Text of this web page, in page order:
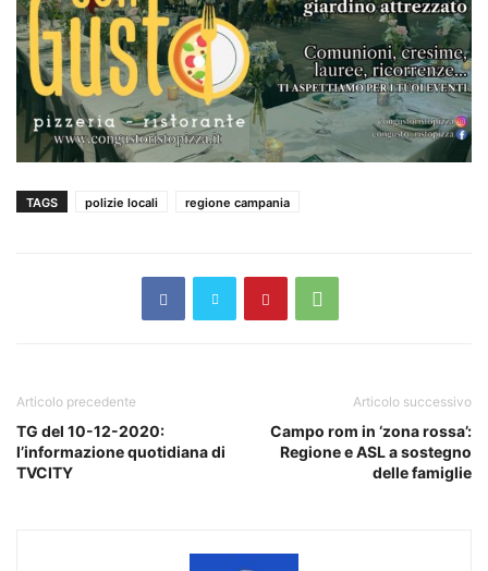
TAGS polizie locali regione campania
Articolo precedente
TG del 10-12-2020:
l’informazione quotidiana di
TVCITY
Articolo successivo
Campo rom in ‘zona rossa’:
Regione e ASL a sostegno
delle famiglie